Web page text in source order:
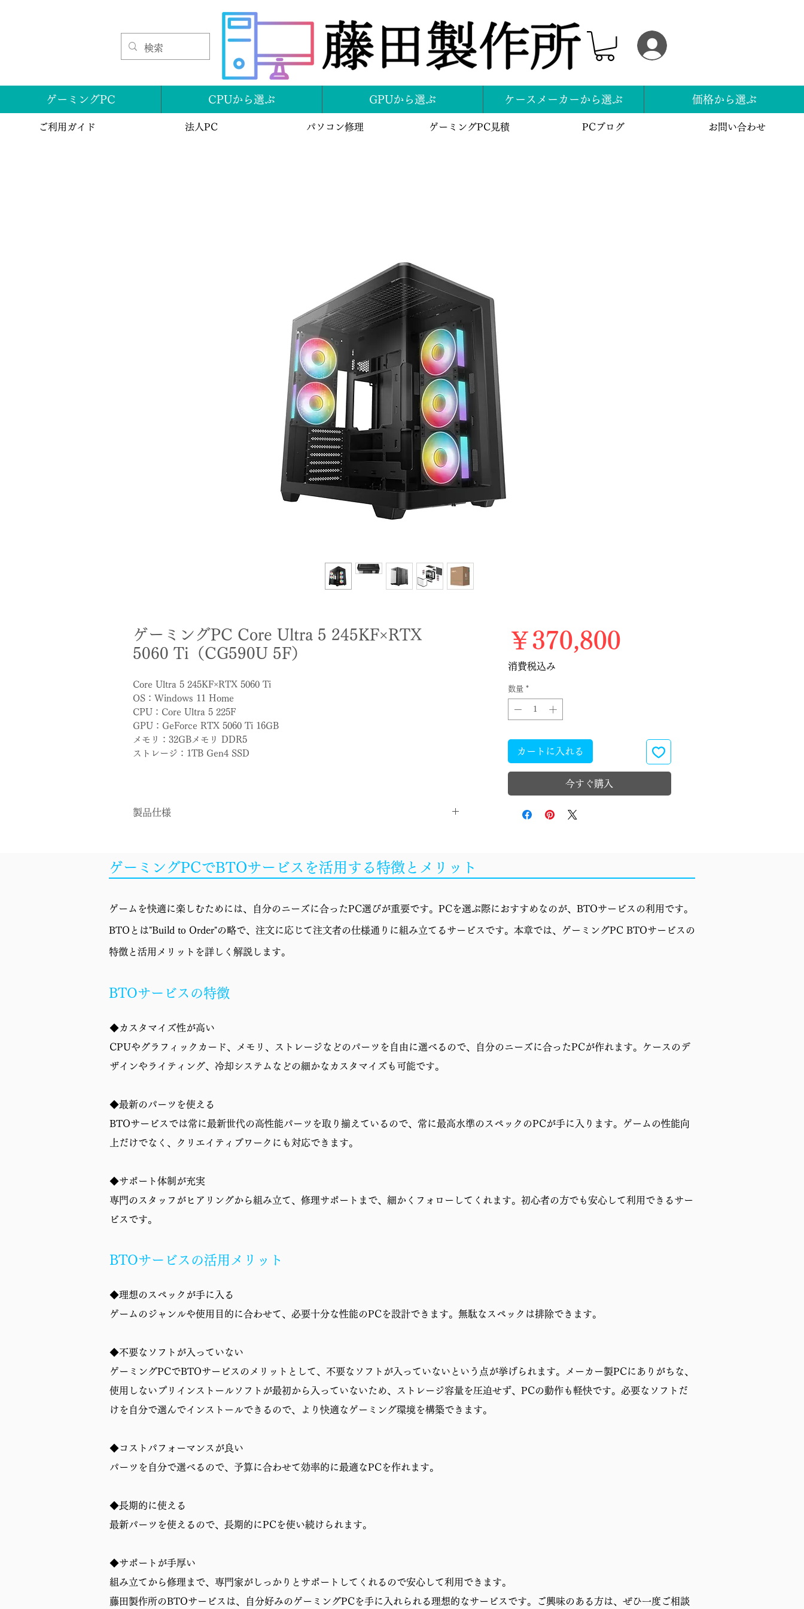
ゲーミングPC CPUから選ぶ GPUから選ぶ ケースメーカーから選ぶ 価格から選ぶ
ご利用ガイド 法人PC パソコン修理 ゲーミングPC見積 PCブログ お問い合わせ
ゲーミングPC Core Ultra 5 245KF×RTX
5060 Ti（CG590U 5F）
Core Ultra 5 245KF×RTX 5060 Ti
OS：Windows 11 Home
CPU：Core Ultra 5 225F
GPU：GeForce RTX 5060 Ti 16GB
メモリ：32GBメモリ DDR5
ストレージ：1TB Gen4 SSD
製品仕様
CPU Core Ultra 5 245KF
Z890
GPU
電源
￥370,800価格
消費税込み
数量 *
カートに入れる
今すぐ購入
ゲーミングPCでBTOサービスを活用する特徴とメリット
ゲームを快適に楽しむためには、自分のニーズに合ったPC選びが重要です。PCを選ぶ際におすすめなのが、BTOサービスの利用です。
BTOとは"Build to Order"の略で、注文に応じて注文者の仕様通りに組み立てるサービスです。本章では、ゲーミングPC BTOサービスの
特徴と活用メリットを詳しく解説します。
BTOサービスの特徴
◆カスタマイズ性が高い
CPUやグラフィックカード、メモリ、ストレージなどのパーツを自由に選べるので、自分のニーズに合ったPCが作れます。ケースのデ
ザインやライティング、冷却システムなどの細かなカスタマイズも可能です。
◆最新のパーツを使える
BTOサービスでは常に最新世代の高性能パーツを取り揃えているので、常に最高水準のスペックのPCが手に入ります。ゲームの性能向
上だけでなく、クリエイティブワークにも対応できます。
◆サポート体制が充実
専門のスタッフがヒアリングから組み立て、修理サポートまで、細かくフォローしてくれます。初心者の方でも安心して利用できるサー
ビスです。
BTOサービスの活用メリット
◆理想のスペックが手に入る
ゲームのジャンルや使用目的に合わせて、必要十分な性能のPCを設計できます。無駄なスペックは排除できます。
◆不要なソフトが入っていない
ゲーミングPCでBTOサービスのメリットとして、不要なソフトが入っていないという点が挙げられます。メーカー製PCにありがちな、
使用しないプリインストールソフトが最初から入っていないため、ストレージ容量を圧迫せず、PCの動作も軽快です。必要なソフトだ
けを自分で選んでインストールできるので、より快適なゲーミング環境を構築できます。
◆コストパフォーマンスが良い
パーツを自分で選べるので、予算に合わせて効率的に最適なPCを作れます。
◆長期的に使える
最新パーツを使えるので、長期的にPCを使い続けられます。
◆サポートが手厚い
組み立てから修理まで、専門家がしっかりとサポートしてくれるので安心して利用できます。
藤田製作所のBTOサービスは、自分好みのゲーミングPCを手に入れられる理想的なサービスです。ご興味のある方は、ぜひ一度ご相談